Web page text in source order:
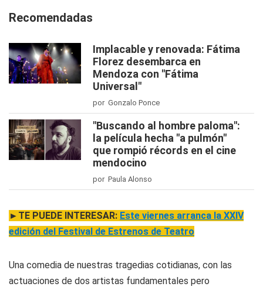
Recomendadas
Implacable y renovada: Fátima
Florez desembarca en
Mendoza con "Fátima
Universal"
por Gonzalo Ponce
"Buscando al hombre paloma":
la película hecha "a pulmón"
que rompió récords en el cine
mendocino
por Paula Alonso
►TE PUEDE INTERESAR: Este viernes arranca la XXIV
edición del Festival de Estrenos de Teatro
Una comedia de nuestras tragedias cotidianas, con las
actuaciones de dos artistas fundamentales pero